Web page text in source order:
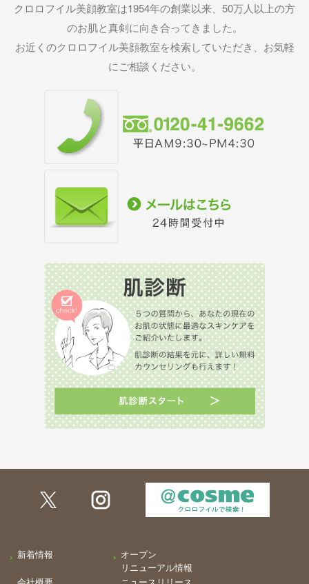
クロロフイル美顔教室は1954年の創業以来、50万人以上の方
のお肌と真剣に向き合ってきました。
お近くのクロロフイル美顔教室を検索していただき、お気軽
にご相談ください。
新着情報
オープン
リニューアル情報